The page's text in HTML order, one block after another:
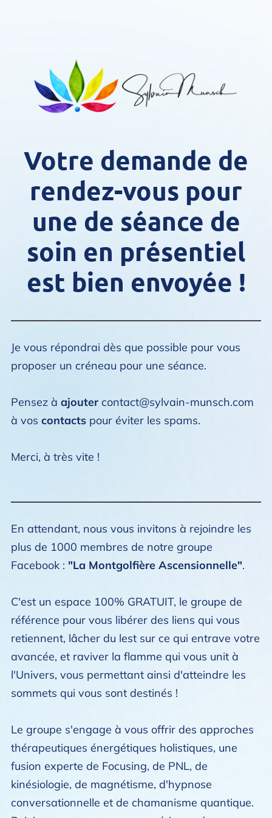
Votre demande de
rendez-vous pour
une de séance de
soin en présentiel
est bien envoyée !
Je vous répondrai dès que possible pour vous
proposer un créneau pour une séance.
Pensez à ajouter contact@sylvain-munsch.com
à vos contacts pour éviter les spams.
Merci, à très vite !
En attendant, nous vous invitons à rejoindre les
plus de 1000 membres de notre groupe
Facebook : "La Montgolfière Ascensionnelle".
C'est un espace 100% GRATUIT, le groupe de
référence pour vous libérer des liens qui vous
retiennent, lâcher du lest sur ce qui entrave votre
avancée, et raviver la flamme qui vous unit à
l'Univers, vous permettant ainsi d'atteindre les
sommets qui vous sont destinés !
Le groupe s'engage à vous offrir des approches
thérapeutiques énergétiques holistiques, une
fusion experte de Focusing, de PNL, de
kinésiologie, de magnétisme, d'hypnose
conversationnelle et de chamanisme quantique.